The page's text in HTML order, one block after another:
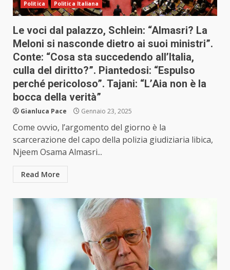
Politica Politica Italiana
Le voci dal palazzo, Schlein: “Almasri? La
Meloni si nasconde dietro ai suoi ministri”.
Conte: “Cosa sta succedendo all’Italia,
culla del diritto?”. Piantedosi: “Espulso
perché pericoloso”. Tajani: “L’Aia non è la
bocca della verità”
Gianluca Pace Gennaio 23, 2025
Come ovvio, l’argomento del giorno è la
scarcerazione del capo della polizia giudiziaria libica,
Njeem Osama Almasri...
Read More